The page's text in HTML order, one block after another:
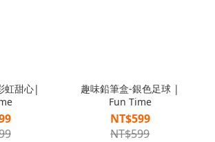
虹甜心|
趣味鉛筆盒-銀色足球 |
Fun Time
NT$599
NT$599